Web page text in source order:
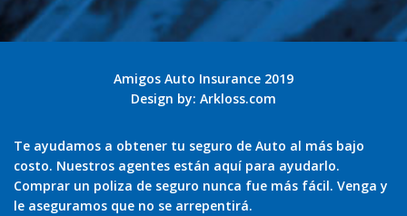
Amigos Auto Insurance 2019
Design by: Arkloss.com
Te ayudamos a obtener tu seguro de Auto al más bajo
costo. Nuestros agentes están aquí para ayudarlo.
Comprar un poliza de seguro nunca fue más fácil. Venga y
le aseguramos que no se arrepentirá.